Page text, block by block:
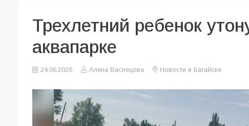
Трехлетний ребенок
аквапарке
24.06.2026 Алена Васнецова Новости в Батайске